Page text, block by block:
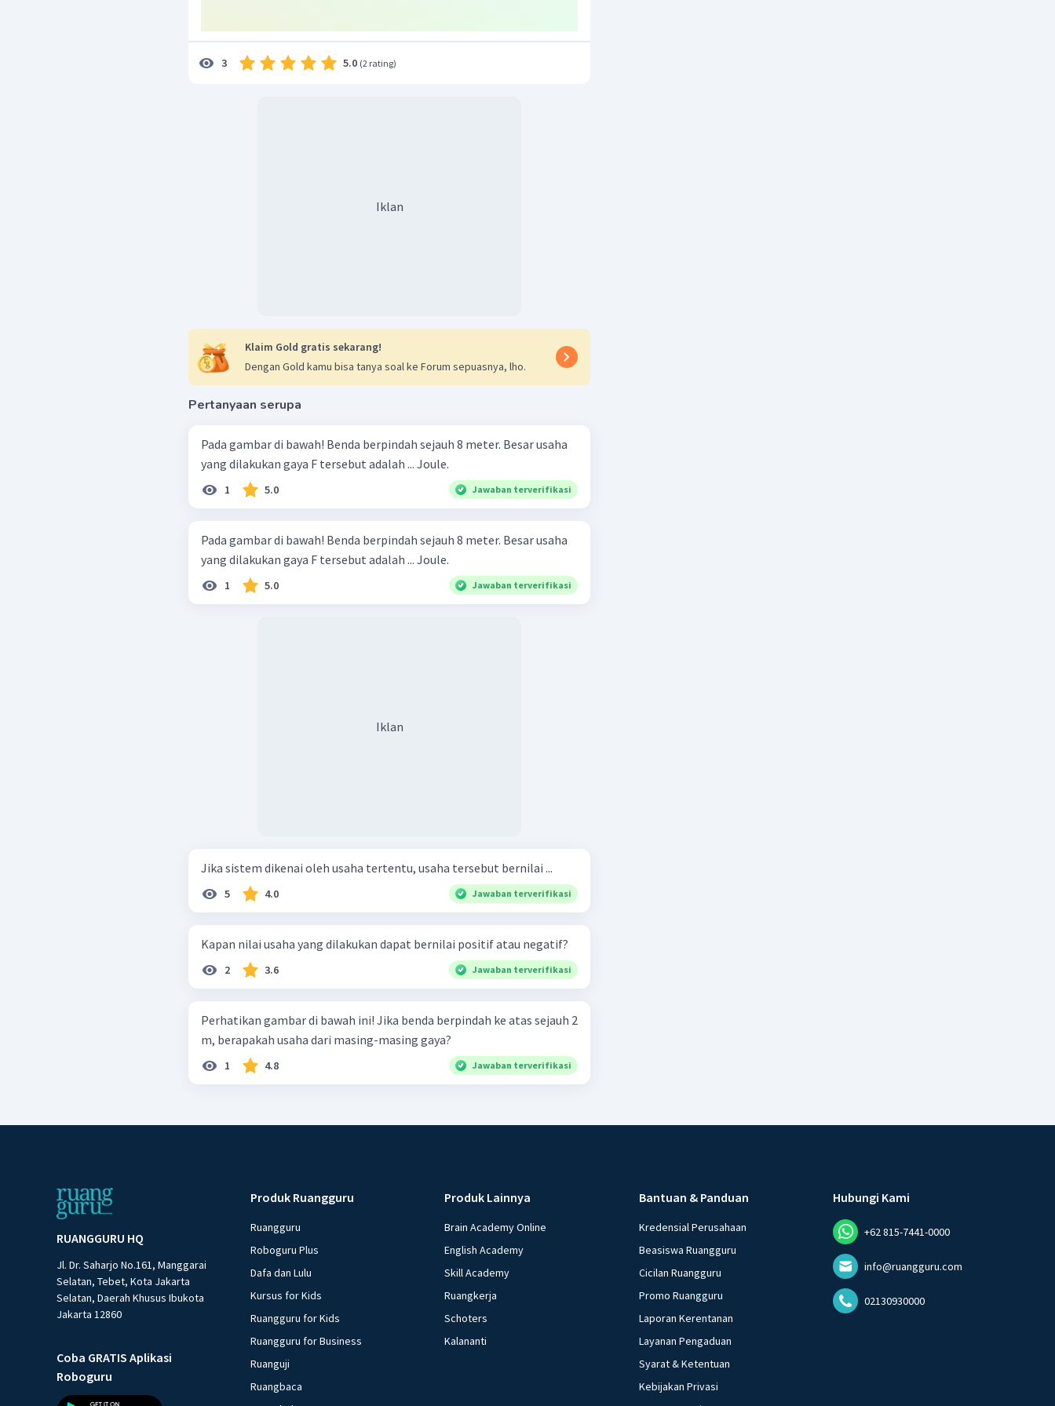
3 5.0 (2 rating)
Iklan
Klaim Gold gratis sekarang!
Dengan Gold kamu bisa tanya soal ke Forum sepuasnya, lho.
Pertanyaan serupa
Pada gambar di bawah! Benda berpindah sejauh 8 meter. Besar usaha
yang dilakukan gaya F tersebut adalah ... Joule.
1 5.0 Jawaban terverifikasi
Pada gambar di bawah! Benda berpindah sejauh 8 meter. Besar usaha
yang dilakukan gaya F tersebut adalah ... Joule.
1 5.0 Jawaban terverifikasi
Iklan
Jika sistem dikenai oleh usaha tertentu, usaha tersebut bernilai ...
5 4.0 Jawaban terverifikasi
Kapan nilai usaha yang dilakukan dapat bernilai positif atau negatif?
2 3.6 Jawaban terverifikasi
Perhatikan gambar di bawah ini! Jika benda berpindah ke atas sejauh 2
m, berapakah usaha dari masing-masing gaya?
1 4.8 Jawaban terverifikasi
RUANGGURU HQ
Jl. Dr. Saharjo No.161, Manggarai
Selatan, Tebet, Kota Jakarta
Selatan, Daerah Khusus Ibukota
Jakarta 12860
Coba GRATIS Aplikasi
Roboguru
Produk Ruangguru
Ruangguru
Roboguru Plus
Dafa dan Lulu
Kursus for Kids
Ruangguru for Kids
Ruangguru for Business
Ruanguji
Ruangbaca
Produk Lainnya
Brain Academy Online
English Academy
Skill Academy
Ruangkerja
Schoters
Kalananti
Bantuan & Panduan
Kredensial Perusahaan
Beasiswa Ruangguru
Cicilan Ruangguru
Promo Ruangguru
Laporan Kerentanan
Layanan Pengaduan
Syarat & Ketentuan
Kebijakan Privasi
Hubungi Kami
+62 815-7441-0000
info@ruangguru.com
02130930000